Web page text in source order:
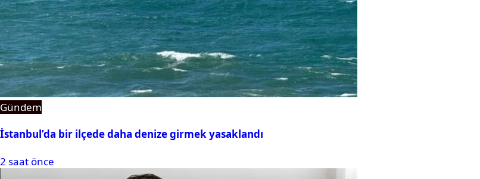
Gündem
İstanbul’da bir ilçede daha denize girmek yasaklandı
2 saat önce